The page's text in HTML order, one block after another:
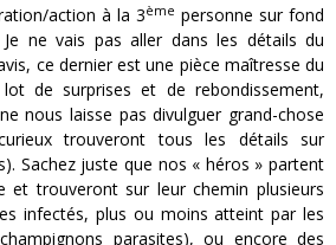
action à la 3ème personne sur fond
Je ne vais pas aller dans les détails du
ce dernier est une pièce maîtresse du
de surprises et de rebondissement,
nous laisse pas divulguer grand-chose
trouveront tous les détails sur
Sachez juste que nos « héros » partent
et trouveront sur leur chemin plusieurs
infectés, plus ou moins atteint par les
parasites), ou encore des